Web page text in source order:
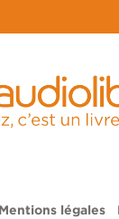
Mentions légales